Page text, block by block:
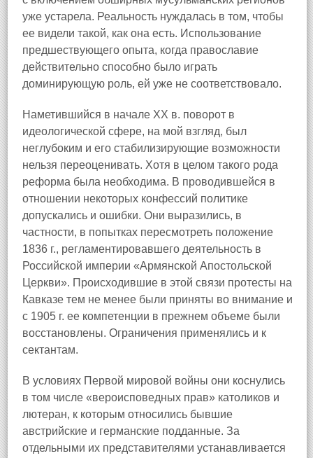
уже устарела. Реальность нуждалась в том, чтобы
ее видели такой, как она есть. Использование
предшествующего опыта, когда православие
действительно способно было играть
доминирующую роль, ей уже не соответствовало.
Наметившийся в начале XX в. поворот в
идеологической сфере, на мой взгляд, был
неглубоким и его стабилизирующие возможности
нельзя переоценивать. Хотя в целом такого рода
реформа была необходима. В проводившейся в
отношении некоторых конфессий политике
допускались и ошибки. Они выразились, в
частности, в попытках пересмотреть положение
1836 г., регламентировавшего деятельность в
Российской империи «Армянской Апостольской
Церкви». Происходившие в этой связи протесты на
Кавказе тем не менее были приняты во внимание и
с 1905 г. ее компетенции в прежнем объеме были
восстановлены. Ограничения применялись и к
сектантам.
В условиях Первой мировой войны они коснулись
в том числе «вероисповедных прав» католиков и
лютеран, к которым относились бывшие
австрийские и германские подданные. За
отдельными их представителями устанавливается